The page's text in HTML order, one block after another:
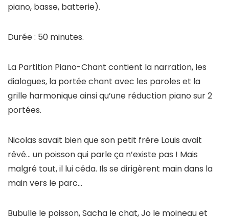
piano, basse, batterie).
Durée : 50 minutes.
La Partition Piano-Chant contient la narration, les
dialogues, la portée chant avec les paroles et la
grille harmonique ainsi qu’une réduction piano sur 2
portées.
Nicolas savait bien que son petit frère Louis avait
rêvé… un poisson qui parle ça n’existe pas ! Mais
malgré tout, il lui céda. Ils se dirigèrent main dans la
main vers le parc…
Bubulle le poisson, Sacha le chat, Jo le moineau et